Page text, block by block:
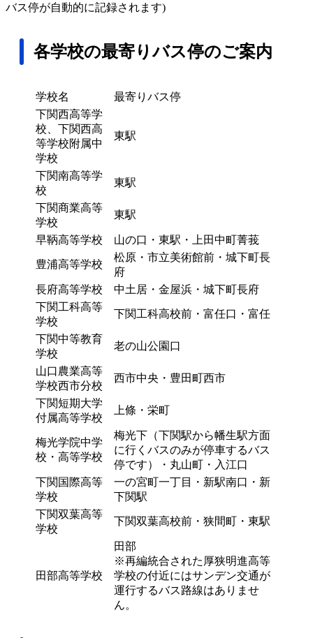
バス停が自動的に記録されます)
各学校の最寄りバス停のご案内
学校名
最寄りバス停
下関西高等学
校、下関西高
等学校附属中
学校
東駅
下関南高等学
校
東駅
下関商業高等
学校
東駅
早鞆高等学校 山の口・東駅・上田中町菁莪
豊浦高等学校
松原・市立美術館前・城下町長
府
長府高等学校
中土居・金屋浜・城下町長府
下関工科高等
学校
下関工科高校前・富任口・富任
下関中等教育
学校
老の山公園口
山口農業高等
学校西市分校
西市中央・豊田町西市
下関短期大学
付属高等学校
上條・栄町
梅光学院中学
校・高等学校
梅光下（下関駅から幡生駅方面
に行くバスのみが停車するバス
停です）・丸山町・入江口
下関国際高等
学校
一の宮町一丁目・新駅南口・新
下関駅
下関双葉高等
学校
下関双葉高校前・狭間町・東駅
田部高等学校
田部
※再編統合された厚狭明進高等
学校の付近にはサンデン交通が
運行するバス路線はありませ
ん。